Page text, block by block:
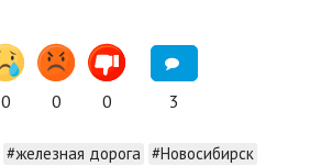
0 0 0 3
#железная дорога #Новосибирск